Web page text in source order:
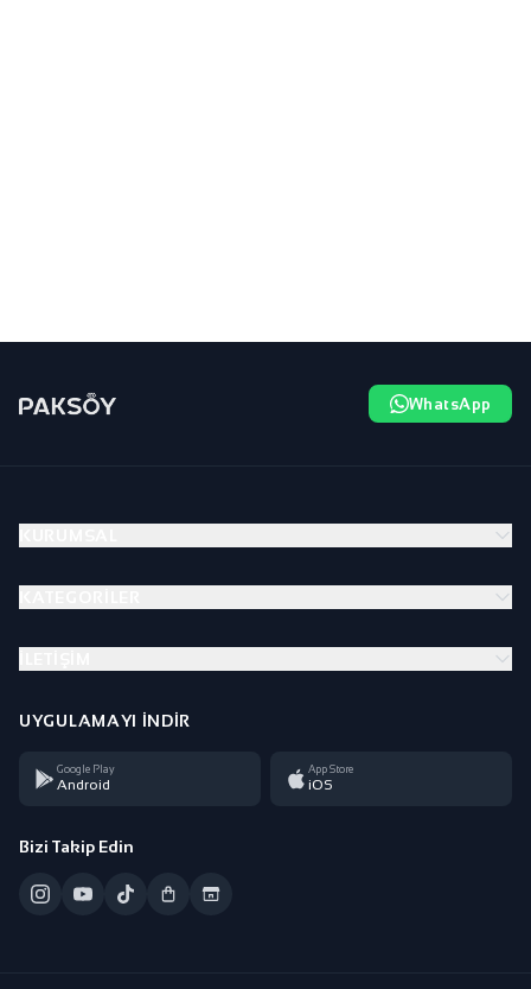
WhatsApp
UYGULAMAYI İNDIR
Google Play
Android
App Store
iOS
Bizi Takip Edin